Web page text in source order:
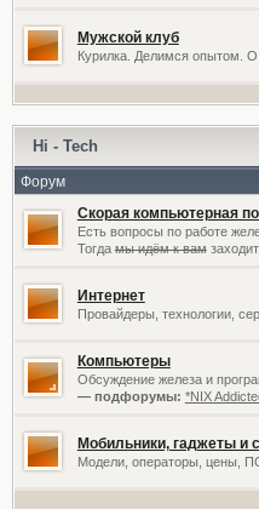
Мужской клуб
Курилка. Делимся опытом.
Hi - Tech
Форум
Скорая компьютерная
Есть вопросы по работе
Тогдамы идём к вам
Интернет
Провайдеры, технологии,
Компьютеры
Обсуждение железа и
— подфорумы: *NIX
Мобильники, гаджеты и
Модели, операторы, цены,